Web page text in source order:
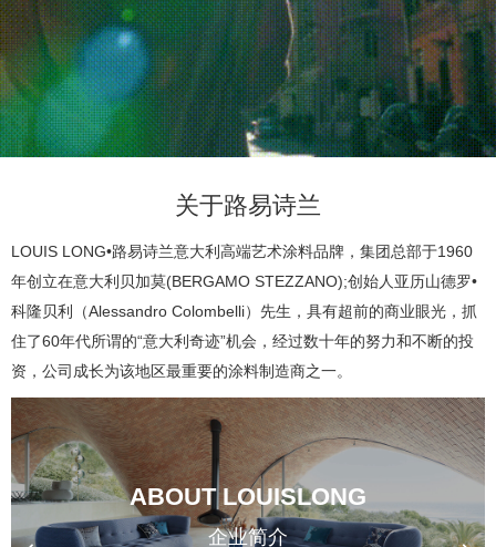
品
中
心
频
中
牌
形
关于路易诗兰
LOUIS LONG•路易诗兰意大利高端艺术涂料品牌，集团总部于1960
年创立在意大利贝加莫(BERGAMO STEZZANO);创始人亚历山德罗•
科隆贝利（Alessandro Colombelli）先生，具有超前的商业眼光，抓
住了60年代所谓的“意大利奇迹”机会，经过数十年的努力和不断的投
资，公司成长为该地区最重要的涂料制造商之一。
ABOUT LOUISLONG
企业简介